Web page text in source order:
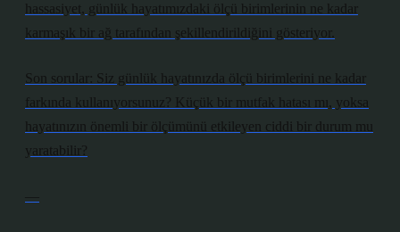
hassasiyet, günlük hayatımızdaki ölçü birimlerinin ne kadar
karmaşık bir ağ tarafından şekillendirildiğini gösteriyor.
Son sorular: Siz günlük hayatınızda ölçü birimlerini ne kadar
farkında kullanıyorsunuz? Küçük bir mutfak hatası mı, yoksa
hayatınızın önemli bir ölçümünü etkileyen ciddi bir durum mu
yaratabilir?